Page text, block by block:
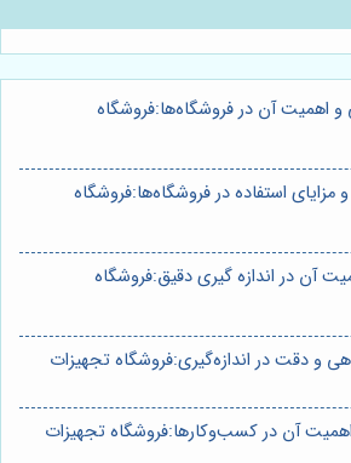
و اهمیت آن در فروشگاه‌ها:فروشگاه
مزایای استفاده در فروشگاه‌ها:فروشگاه
آن در اندازه گیری دقیق:فروشگاه
و دقت در اندازه‌گیری:فروشگاه تجهیزات
آن در کسب‌وکارها:فروشگاه تجهیزات